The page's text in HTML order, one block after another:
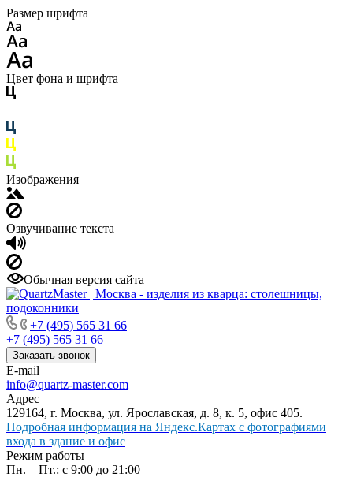
Размер шрифта
Цвет фона и шрифта
Изображения
Озвучивание текста
Обычная версия сайта
+7 (495) 565 31 66
+7 (495) 565 31 66
Заказать звонок
E-mail
info@quartz-master.com
Адрес
129164, г. Москва, ул. Ярославская, д. 8, к. 5, офис 405.
Подробная информация на Яндекс.Картах с фотографиями
входа в здание и офис
Режим работы
Пн. – Пт.: с 9:00 до 21:00